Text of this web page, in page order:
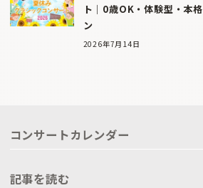
ト｜0歳OK・体験型・本
ン
2026年7月14日
コンサートカレンダー
記事を読む